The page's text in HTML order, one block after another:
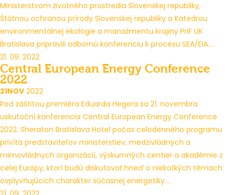
Ministerstvom životného prostredia Slovenskej republiky,
Štátnou ochranou prírody Slovenskej republiky a Katedrou
environmentálnej ekológie a manažmentu krajiny PriF UK
Bratislava pripravili odbornú konferenciu k procesu SEA/EIA....
21. 09. 2022
Central European Energy Conference
2022
21NOV 2022
Pod záštitou premiéra Eduarda Hegera sa 21. novembra
uskutoční konferencia Central European Energy Conference
2022. Sheraton Bratislava Hotel počas celodenného programu
privíta predstaviteľov ministerstiev, medzivládnych a
mimovládnych organizácií, výskumných centier a akadémie z
celej Európy, ktorí budú diskutovať hneď o niekoľkých témach
ovplyvňujúcich charakter súčasnej energetiky....